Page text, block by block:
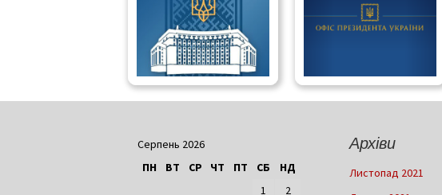
Серпень 2026
ПН
ВТ СР ЧТ ПТ СБ
НД
1
2
Архіви
Листопад 2021